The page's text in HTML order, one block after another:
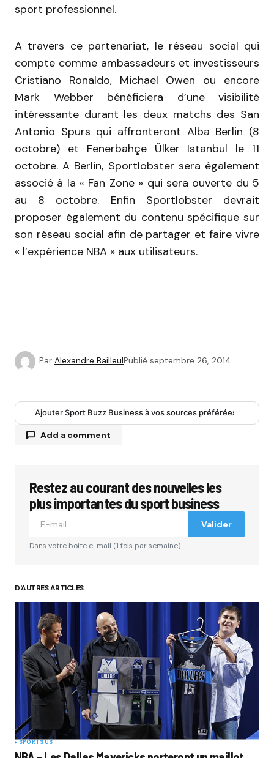
sport professionnel.
A travers ce partenariat, le réseau social qui
compte comme ambassadeurs et investisseurs
Cristiano Ronaldo, Michael Owen ou encore
Mark Webber bénéficiera d’une visibilité
intéressante durant les deux matchs des San
Antonio Spurs qui affronteront Alba Berlin (8
octobre) et Fenerbahçe Ülker Istanbul le 11
octobre. A Berlin, Sportlobster sera également
associé à la « Fan Zone » qui sera ouverte du 5
au 8 octobre. Enfin Sportlobster devrait
proposer également du contenu spécifique sur
son réseau social afin de partager et faire vivre
« l’expérience NBA » aux utilisateurs.
Par Alexandre BailleulPublié septembre 26, 2014
Ajouter Sport Buzz Business à vos sources préférées
Add a comment
Votre adresse e-mail ne sera pas publiée.Les
champs obligatoires sont indiqués avec*
Your E-mail*
Submit Comment
Restez au courant des nouvelles les
plus importantes du sport business
Valider
Dans votre boite e-mail (1 fois par semaine).
D'AUTRES ARTICLES
SPORTS US